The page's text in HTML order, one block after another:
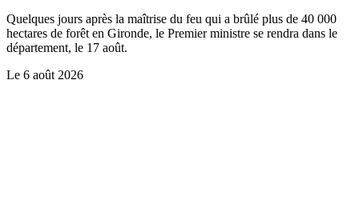
Quelques jours après la maîtrise du feu qui a brûlé plus de 40 000
hectares de forêt en Gironde, le Premier ministre se rendra dans le
département, le 17 août.
Le 6 août 2026